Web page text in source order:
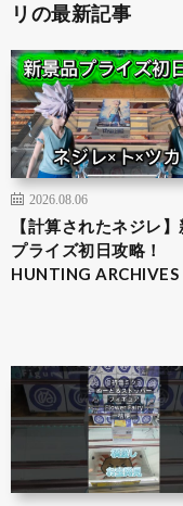
リの最新記事
2026.08.06
【計算されたネジレ
プライズ初日攻略！
HUNTING ARCHIVES